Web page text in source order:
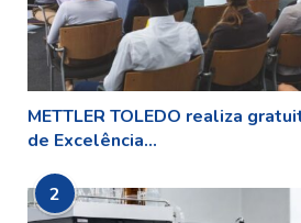
METTLER TOLEDO realiza
de Excelência...
2